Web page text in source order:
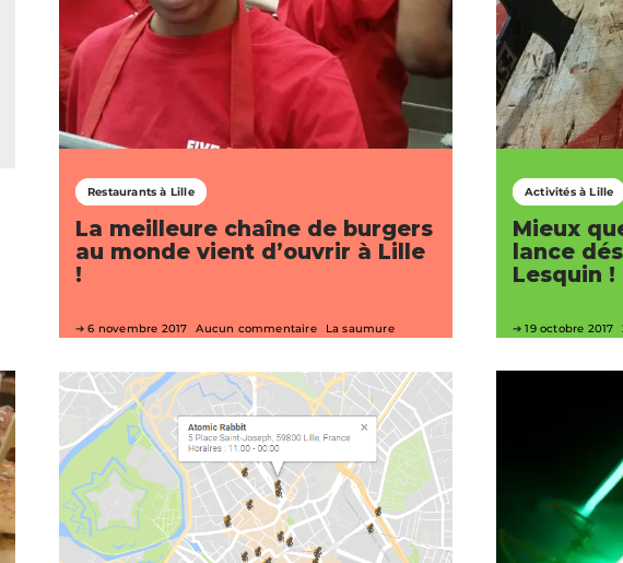
Restaurants à Lille
La meilleure chaîne de burgers
au monde vient d’ouvrir à Lille
!
6 novembre 2017 Aucun commentaire La saumure
Activités à Lille
Mieux
lance
Lesquin !
19 octobre 2017